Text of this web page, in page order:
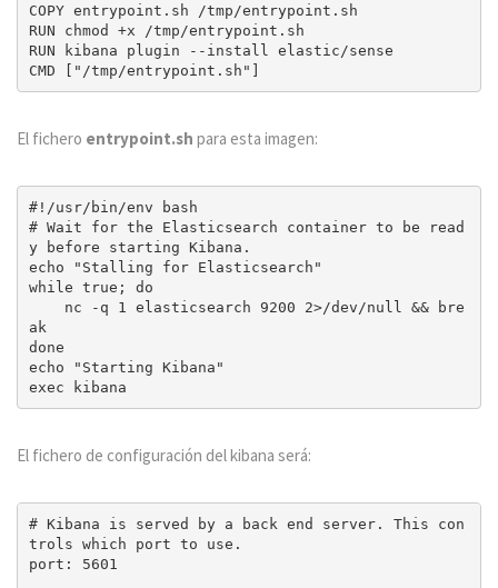
COPY entrypoint.sh /tmp/entrypoint.sh
RUN chmod +x /tmp/entrypoint.sh
RUN kibana plugin --install elastic/sense
El fichero entrypoint.sh para esta imagen:
#!/usr/bin/env bash
# Wait for the Elasticsearch container to be read
y before starting Kibana.
echo "Stalling for Elasticsearch"
while true; do
ak
done
echo "Starting Kibana"
El fichero de configuración del kibana será:
# Kibana is served by a back end server. This con
trols which port to use.
port: 5601